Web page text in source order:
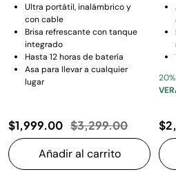
Ultra portátil, inalámbrico y
con cable
Brisa refrescante con tanque
integrado
Hasta 12 horas de batería
Asa para llevar a cualquier
lugar
$1,999.00 Precio reducido de
$3,299.00a
Añadir al carrito